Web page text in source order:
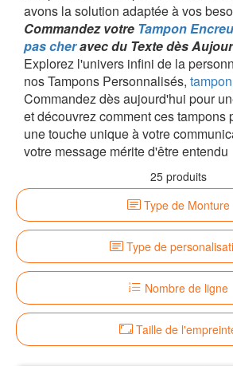
avons la solution adaptée à vos
Commandez votre Tampon
pas cheravec du Texte dès
Explorez l'univers infini de la
nos Tampons Personnalisés,
Commandez dès aujourd'hui pour
et découvrez comment ces tampons
une touche unique à votre
votre message mérite d'être entendu
25 produits
Type de Monture
Type de
Nombre de ligne
Taille de